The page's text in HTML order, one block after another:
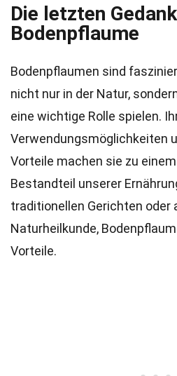
Die letzten
Bodenpflaume
Bodenpflaumen sind
nicht nur in der Natur,
eine wichtige Rolle spielen.
Verwendungsmöglichkeiten
Vorteile machen sie zu
Bestandteil unserer
traditionellen Gerichten oder
Naturheilkunde,
Vorteile.